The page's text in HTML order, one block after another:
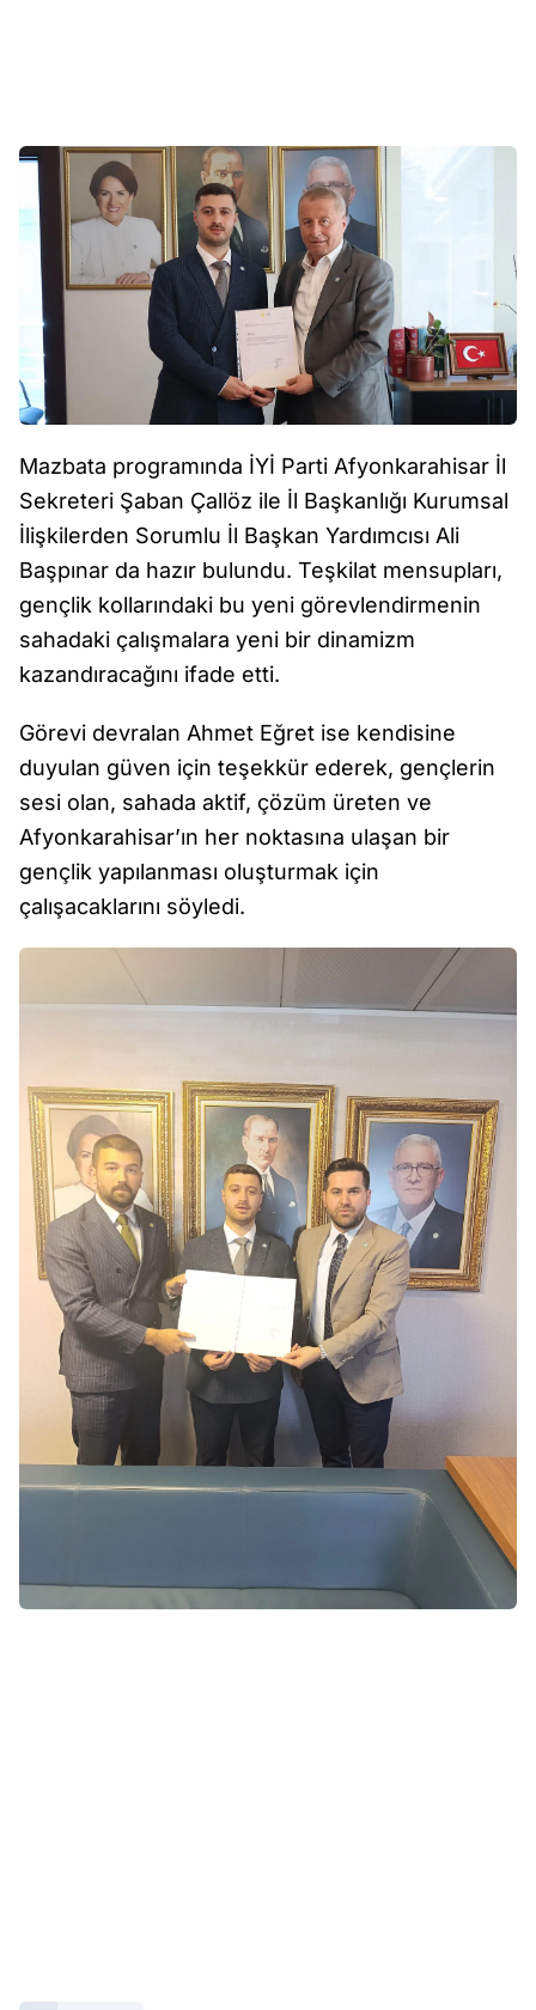
Mazbata programında İYİ Parti Afyonkarahisar İl
Sekreteri Şaban Çallöz ile İl Başkanlığı Kurumsal
İlişkilerden Sorumlu İl Başkan Yardımcısı Ali
Başpınar da hazır bulundu. Teşkilat mensupları,
gençlik kollarındaki bu yeni görevlendirmenin
sahadaki çalışmalara yeni bir dinamizm
kazandıracağını ifade etti.
Görevi devralan Ahmet Eğret ise kendisine
duyulan güven için teşekkür ederek, gençlerin
sesi olan, sahada aktif, çözüm üreten ve
Afyonkarahisar’ın her noktasına ulaşan bir
gençlik yapılanması oluşturmak için
çalışacaklarını söyledi.